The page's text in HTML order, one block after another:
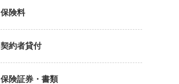
保険料
契約者貸付
保険証券・書類